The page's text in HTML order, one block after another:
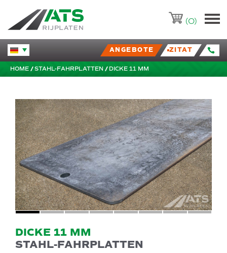
ATS-Trading.nl
(0)
Huidige taal veranderen. ANGEBOTE ZITAT
HOME STAHL-FAHRPLATTEN DICKE 11 MM
DICKE 11 MM
STAHL-FAHRPLATTEN